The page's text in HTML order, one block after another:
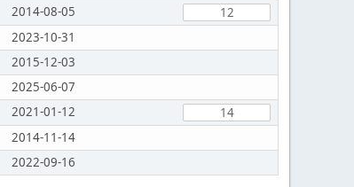
2014-08-05
12
2023-10-31
2015-12-03
2025-06-07
2021-01-12
14
2014-11-14
2022-09-16